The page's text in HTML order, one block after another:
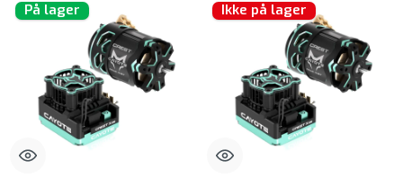
På lager Ikke på lager